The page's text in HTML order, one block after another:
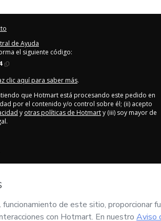
de Ayuda
el siguiente código:
clic aquí para saber más.
que Hotmart está procesando este pedido en
por el contenido y/o control sobre él; (ii) acepto
y otras políticas de Hotmarty (iii) soy mayor de